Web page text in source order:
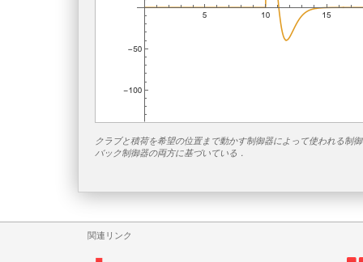
クラブと積荷を希望の位置まで動かす制御器によって使われる制
バック制御器の両方に基づいている．
関連リンク